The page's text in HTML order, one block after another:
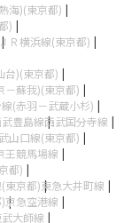
海)(東京都)
)
ＪＲ横浜線(東京都)
台)(東京都)
－蘇我)(東京都)
(赤羽－武蔵小杉)
豊島線西武国分寺線
山口線(東京都)
王競馬場線
都)
東京都)東急大井町線
京急空港線
大師線